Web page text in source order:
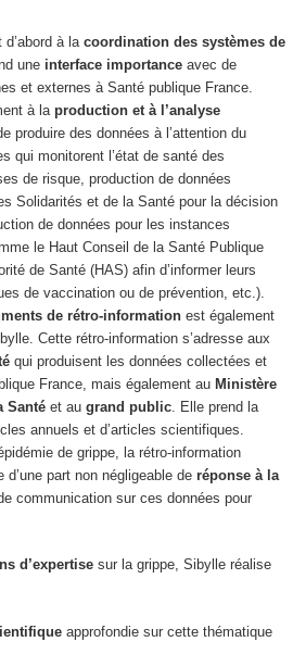
à la coordination des systèmes de
une interface importance avec de
et externes à Santé publique France.
à la production et à l’analyse
produire des données à l’attention du
qui monitorent l’état de santé des
de risque, production de données
Solidarités et de la Santé pour la décision
de données pour les instances
le Haut Conseil de la Santé Publique
de Santé (HAS) afin d’informer leurs
de vaccination ou de prévention, etc.).
de rétro-information est également
Cette rétro-information s’adresse aux
qui produisent les données collectées et
France, mais également au Ministère
Santé et au grand public . Elle prend la
annuels et d’articles scientifiques.
de grippe, la rétro-information
d’une part non négligeable de réponse à la
communication sur ces données pour
d’expertisesur la grippe, Sibylle réalise
approfondie sur cette thématique